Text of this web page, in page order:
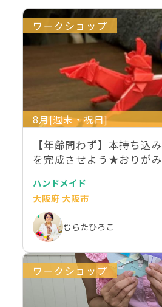
ワークショップ
8月[週末・祝日]
【年齢問わず】本持ち込
を完成させよう★おりが
ハンドメイド
大阪府 大阪市
むらたひろこ
ワークショップ